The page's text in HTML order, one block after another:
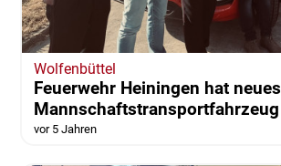
Wolfenbüttel
Feuerwehr Heiningen hat neues
Mannschaftstransportfahrzeug
vor 5 Jahren